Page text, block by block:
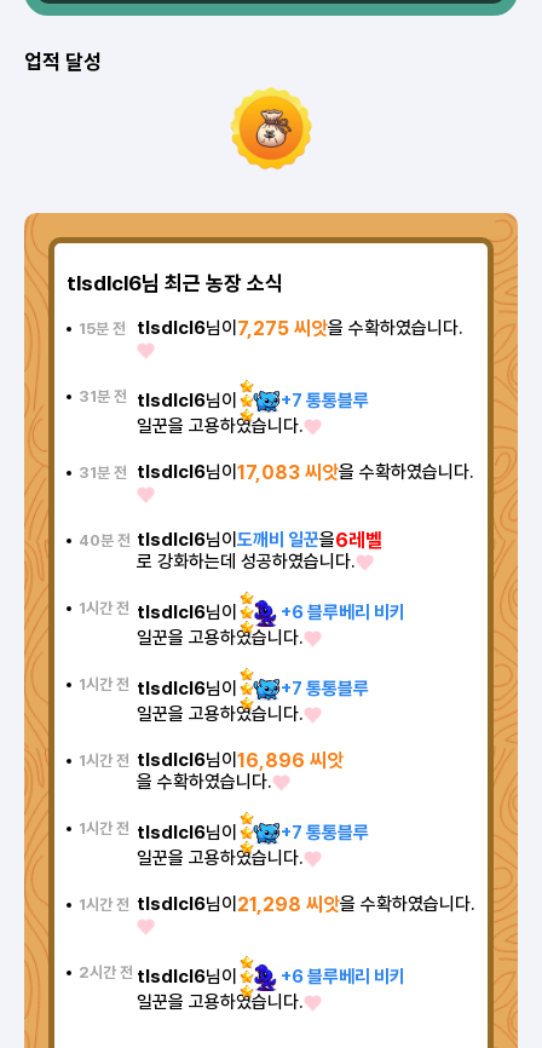
업적 달성
tlsdlcl6님 최근 농장 소식
15분 전 tlsdlcl6님이 7,275 씨앗을 수확하였습니다.
31분 전 tlsdlcl6님이
+7 통통블루
일꾼을 고용하였습니다.
31분 전 tlsdlcl6님이 17,083 씨앗을 수확하였습니다.
40분 전 tlsdlcl6님이 도깨비 일꾼을6레벨
로 강화하는데 성공하였습니다.
1시간 전 tlsdlcl6님이
+6 블루베리 비키
일꾼을 고용하였습니다.
1시간 전 tlsdlcl6님이
+7 통통블루
일꾼을 고용하였습니다.
1시간 전 tlsdlcl6님이 16,896 씨앗
을 수확하였습니다.
1시간 전 tlsdlcl6님이
+7 통통블루
일꾼을 고용하였습니다.
1시간 전 tlsdlcl6님이 21,298 씨앗을 수확하였습니다.
2시간 전 tlsdlcl6님이
+6 블루베리 비키
일꾼을 고용하였습니다.